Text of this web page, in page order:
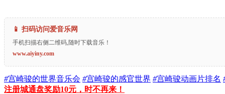
📱 扫码访问爱音乐网
手机扫描右侧二维码,随时下载音乐！
www.aiyiny.com
#宫崎骏的世界音乐会 #宫崎骏的感官世界 #宫崎骏动画片排名
注册城通盘奖励10元，时不再来！